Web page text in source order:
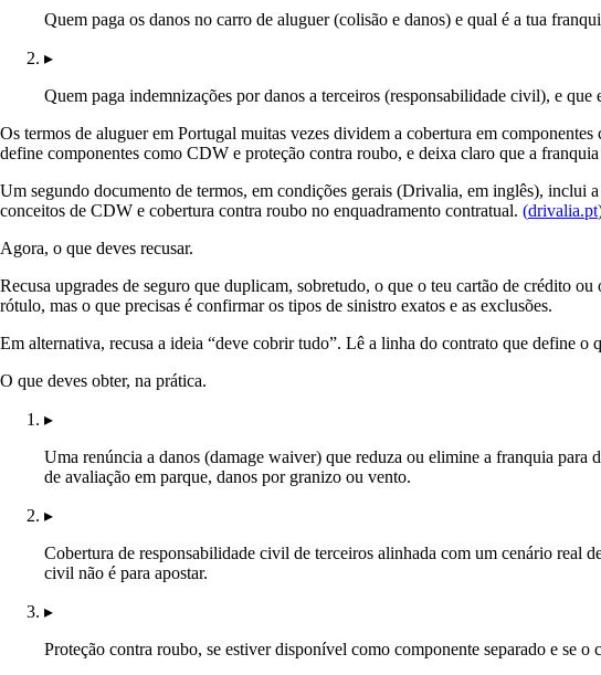
Quem paga os danos no carro de aluguer (colisão e danos) e qual é a tua
▸
Quem paga indemnizações por danos a terceiros (responsabilidade civil), e que
Os termos de aluguer em Portugal muitas vezes dividem a cobertura em
define componentes como CDW e proteção contra roubo, e deixa claro que a
Um segundo documento de termos, em condições gerais (Drivalia, em inglês), inclui
conceitos de CDW e cobertura contra roubo no enquadramento contratual. (drivalia.pt
Agora, o que deves recusar.
Recusa upgrades de seguro que duplicam, sobretudo, o que o teu cartão de crédito
rótulo, mas o que precisas é confirmar os tipos de sinistro exatos e as exclusões.
Em alternativa, recusa a ideia “deve cobrir tudo”. Lê a linha do contrato que define o
O que deves obter, na prática.
▸
Uma renúncia a danos (damage waiver) que reduza ou elimine a franquia para
de avaliação em parque, danos por granizo ou vento.
▸
Cobertura de responsabilidade civil de terceiros alinhada com um cenário real
civil não é para apostar.
▸
Proteção contra roubo, se estiver disponível como componente separado e se o